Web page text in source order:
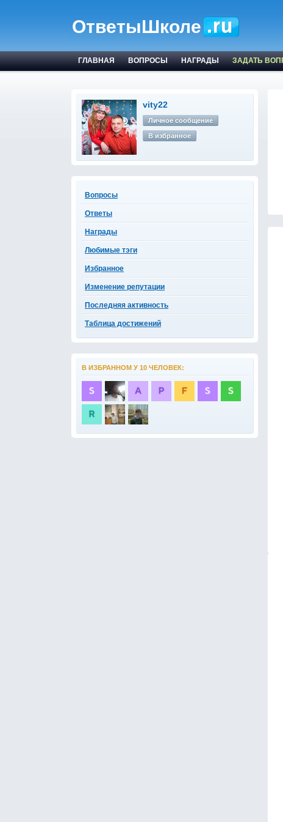
ОтветыШколе
ГЛАВНАЯ ВОПРОСЫ НАГРАДЫ ЗАДАТЬ
vity22
Личное сообщение
В избранное
Вопросы
Ответы
Награды
Любимые тэги
Избранное
Изменение репутации
Последняя активность
Таблица достижений
В ИЗБРАННОМ У 10 ЧЕЛОВЕК: